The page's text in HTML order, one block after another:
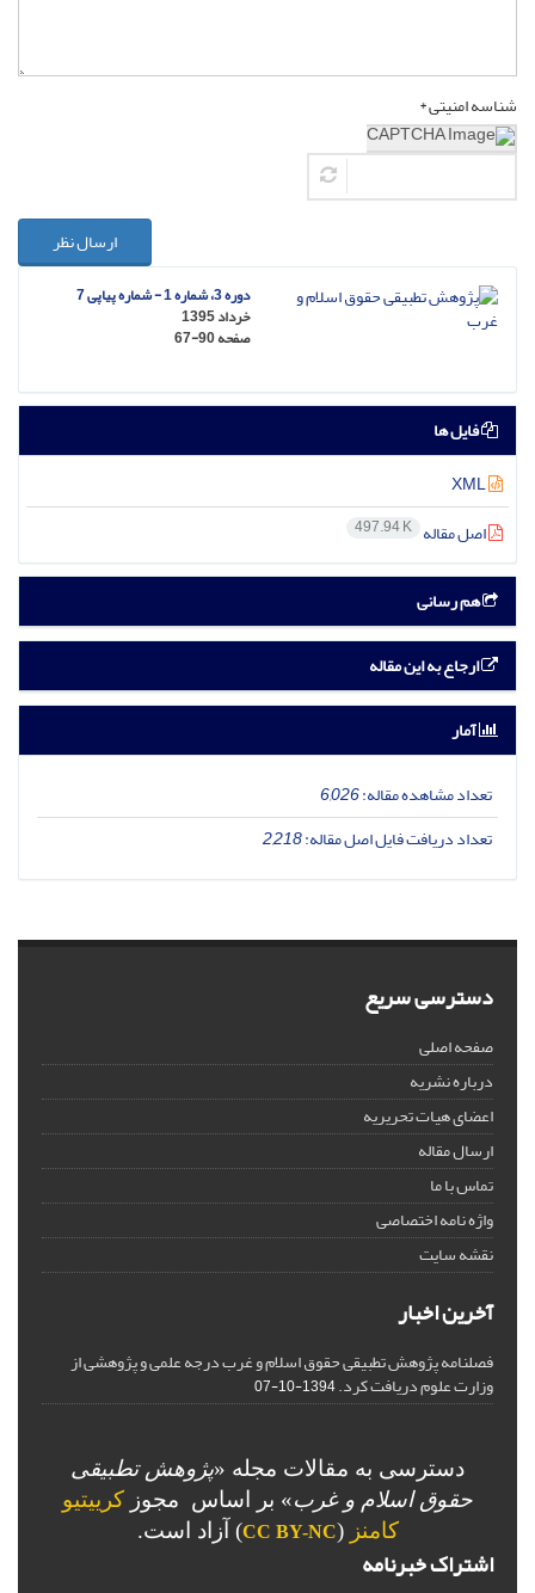
شناسه امنیتی *
ارسال نظر
دوره 3، شماره 1 - شماره پیاپی 7
خرداد 1395
صفحه67-90
فایل ها
اصل مقاله 497.94 K
هم رسانی
ارجاع به این مقاله
آمار
تعداد مشاهده مقاله:6,026
تعداد دریافت فایل اصل مقاله:2,218
دسترسی سریع
صفحه اصلی
درباره نشریه
اعضای هیات تحریریه
ارسال مقاله
تماس با ما
واژه نامه اختصاصی
نقشه سایت
آخرین اخبار
فصلنامه پژوهش تطبیقی حقوق اسلام و غرب درجه علمی و پژوهشی از
وزارت علوم دریافت کرد.1394-10-07
دسترسی به مقالات مجله «پژوهش تطبیقی
حقوق اسلام و غرب» بر اساس مجوز کرییتیو
کامنز (
CC BY-NC) آزاد است.
اشتراک خبرنامه